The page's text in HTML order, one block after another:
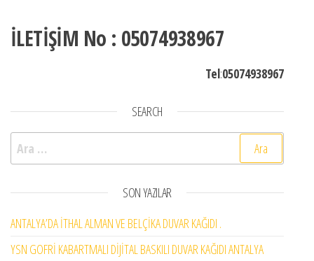
İLETİŞİM No : 05074938967
Tel:05074938967
SEARCH
Arama:
SON YAZILAR
ANTALYA’DA İTHAL ALMAN VE BELÇİKA DUVAR KAĞIDI .
YSN GOFRİ KABARTMALI DİJİTAL BASKILI DUVAR KAĞIDI ANTALYA